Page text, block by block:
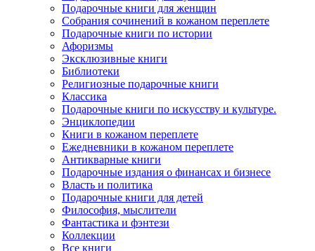
Подарочные книги для женщин
Собрания сочинений в кожаном переплете
Подарочные книги по истории
Афоризмы
Эксклюзивные книги
Библиотеки
Религиозные подарочные книги
Классика
Подарочные книги по искусству и культуре.
Энциклопедии
Книги в кожаном переплете
Ежедневники в кожаном переплете
Антикварные книги
Подарочные издания о финансах и бизнесе
Власть и политика
Подарочные книги для детей
Философия, мыслители
Фантастика и фэнтези
Коллекции
Все книги